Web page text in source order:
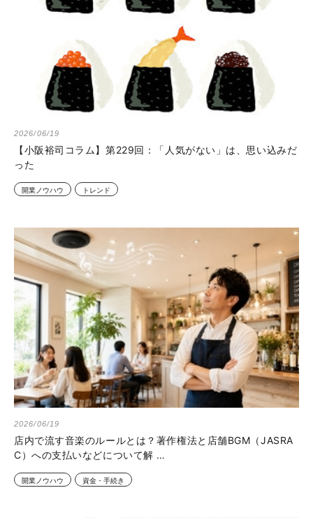
2026/06/19
【小阪裕司コラム】第229回：「人気がない」は、思い込みだ
った
開業ノウハウ トレンド
2026/06/19
店内で流す音楽のルールとは？著作権法と店舗BGM（JASRA
C）への支払いなどについて解 …
開業ノウハウ 資金・手続き